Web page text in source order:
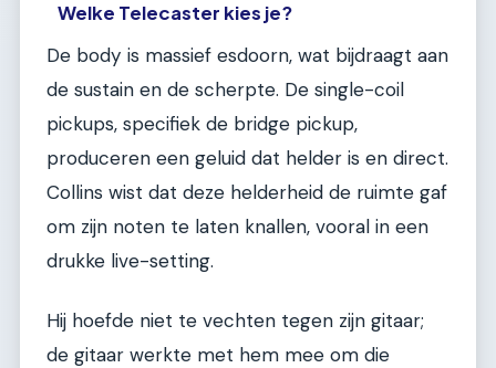
Welke Telecaster kies je?
De body is massief esdoorn, wat bijdraagt aan
de sustain en de scherpte. De single-coil
pickups, specifiek de bridge pickup,
produceren een geluid dat helder is en direct.
Collins wist dat deze helderheid de ruimte gaf
om zijn noten te laten knallen, vooral in een
drukke live-setting.
Hij hoefde niet te vechten tegen zijn gitaar;
de gitaar werkte met hem mee om die